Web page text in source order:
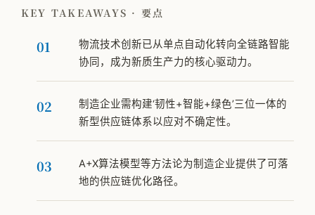
KEY TAKEAWAYS · 要点
物流技术创新已从单点自动化转向全链路智能
协同，成为新质生产力的核心驱动力。
制造企业需构建‘韧性+智能+绿色’三位一体的
新型供应链体系以应对不确定性。
A+X算法模型等方法论为制造企业提供了可落
地的供应链优化路径。